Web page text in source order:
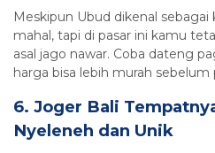
Meskipun Ubud dikenal
mahal, tapi di pasar ini kamu
asal jago nawar. Coba dateng
harga bisa lebih murah sebelum
6. Joger Bali
Nyeleneh dan Unik